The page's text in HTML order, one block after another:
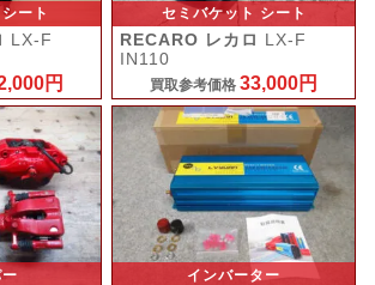
ート
LX-F
円
セミバケット シート
RECARO レカロ LX-F
IN110
買取参考価格33,000円
インバーター